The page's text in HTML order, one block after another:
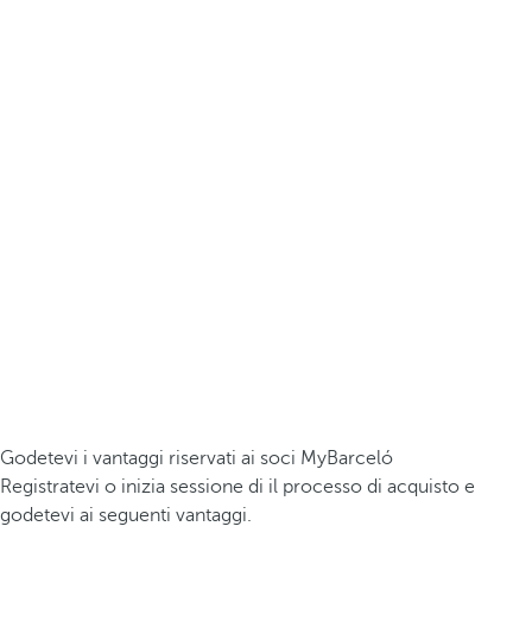
Godetevi i vantaggi riservati ai soci MyBarceló
Registratevi o inizia sessione di il processo di acquisto e
godetevi ai seguenti vantaggi.